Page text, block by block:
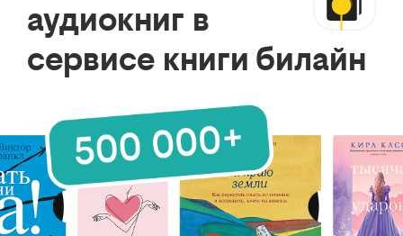
аудиокниг в
сервисе книги билайн